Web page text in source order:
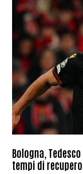
Bologna,
tempi di recupero